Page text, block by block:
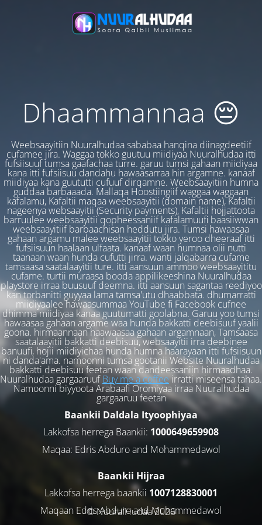
Dhaammannaa 😔
Weebsaayitiin Nuuralhudaa sababaa hanqina diinagdeetiif
cufamee jira. Waggaa tokko guutuu miidiyaa Nuuralhudaa itti
fufsiisuuf tumsa gaafachaa turre. garuu tumsi gahaan miidiyaa
kana itti fufsiisuu dandahu hawaasarraa hin argamne. kanaaf
miidiyaa kana guututti cufuuf dirqamne. Weebsaayitiin humna
guddaa barbaaada. Mallaqa Hoostiingiif waggaa waggaan
kafalamu, Kafaltii maqaa weebsaayitii (domain name), Kafaltii
nageenya websaayitii (Security payments), Kafaltii hojjattoota
barruulee weebsaayitii qopheessaniif kafalamuufi baasiiwwan
weebsaayitiif barbaachisan heddutu jira. Tumsi hawaasaa
gahaan argamu malee weebsaayitii tokko yeroo dheeraaf itti
fufsiisuun haalaan ulfaata. kanaaf waan humnaa olii nutti
taanaan waan hunda cufutti jirra. wanti jalqabarra cufame
tamsaasa saatalaayitii ture. itti aansuun ammoo weebsaayititu
cufame. turtii muraasa booda appilikeeshina Nuuralhudaa
playstore irraa buusuuf deemna. itti aansuun sagantaa reediyoo
kan torbanitti guyyaa lama tamsa'utu dhaabbata. dhumarratti
miidiyaalee hawaasummaa YouTube fi Facebook cufnee
dhimma miidiyaa kanaa guutumatti goolabna. Garuu yoo tumsi
hawaasaa gahaan argame waa hunda bakkatti deebisuuf yaalii
goona. hirmaannaan haawaasaa gahaan argamnaan, Tamsaasa
saatalaayitii bakkatti deebisuu, websaayitii irra deebinee
banuufi, hojii miidiyichaa hunda humna haarayaan itti fufsiisuun
ni danda'ama. namoonni tumsa gootanii Website Nuuralhudaa
bakkatti deebisuu feetan waan dandeessaniin hirmaadhaa.
Nuuralhudaa gargaaruufBuy me a coffeeirratti miseensa tahaa.
Namoonni biyyoota Arabaafi Oromiyaa irraa Nuuralhudaa
gargaaruu feetan
Baankii Daldala Ityoophiyaa
Lakkofsa herrega Baankii: 1000649659908
Maqaa: Edris Abduro and Mohammedawol
Baankii Hijraa
Lakkofsa herrega baankii 1007128830001
Maqaan Edris Abduro and Muhammedawol
© NuuralHudaa 2026